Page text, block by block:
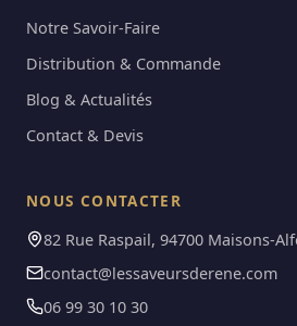
Notre Savoir-Faire
Distribution & Commande
Blog & Actualités
Contact & Devis
NOUS CONTACTER
82 Rue Raspail, 94700 Maisons-
contact@lessaveursderene.com
06 99 30 10 30